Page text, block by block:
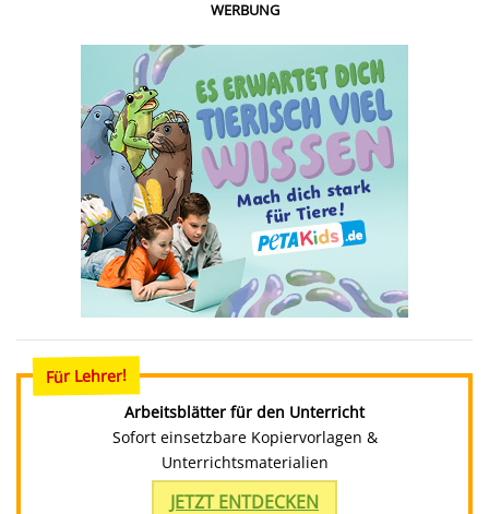
WERBUNG
Für Lehrer!
Arbeitsblätter für den Unterricht
Sofort einsetzbare Kopiervorlagen &
Unterrichtsmaterialien
JETZT ENTDECKEN